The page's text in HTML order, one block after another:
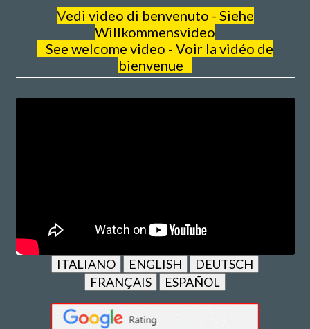
Vedi video di benvenuto - Siehe
Willkommensvideo
See welcome video - Voir la vidéo de
bienvenue
ITALIANO ENGLISH
DEUTSCH
FRANÇAIS
ESPAÑOL